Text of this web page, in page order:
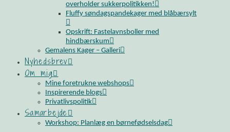
overholder sukkerpolitikken!
Fluffy søndagspandekager med blåbærsylt
Opskrift: Fastelavnsboller med
hindbærskum
Gemalens Kager – Galleri
Nyhedsbrev
Om mig
Mine foretrukne webshops
Inspirerende blogs
Privatlivspolitik
Samarbejde
Workshop: Planlæg en børnefødselsdag